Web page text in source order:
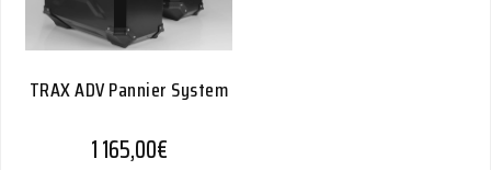
TRAX ADV Pannier System
1 165,00€